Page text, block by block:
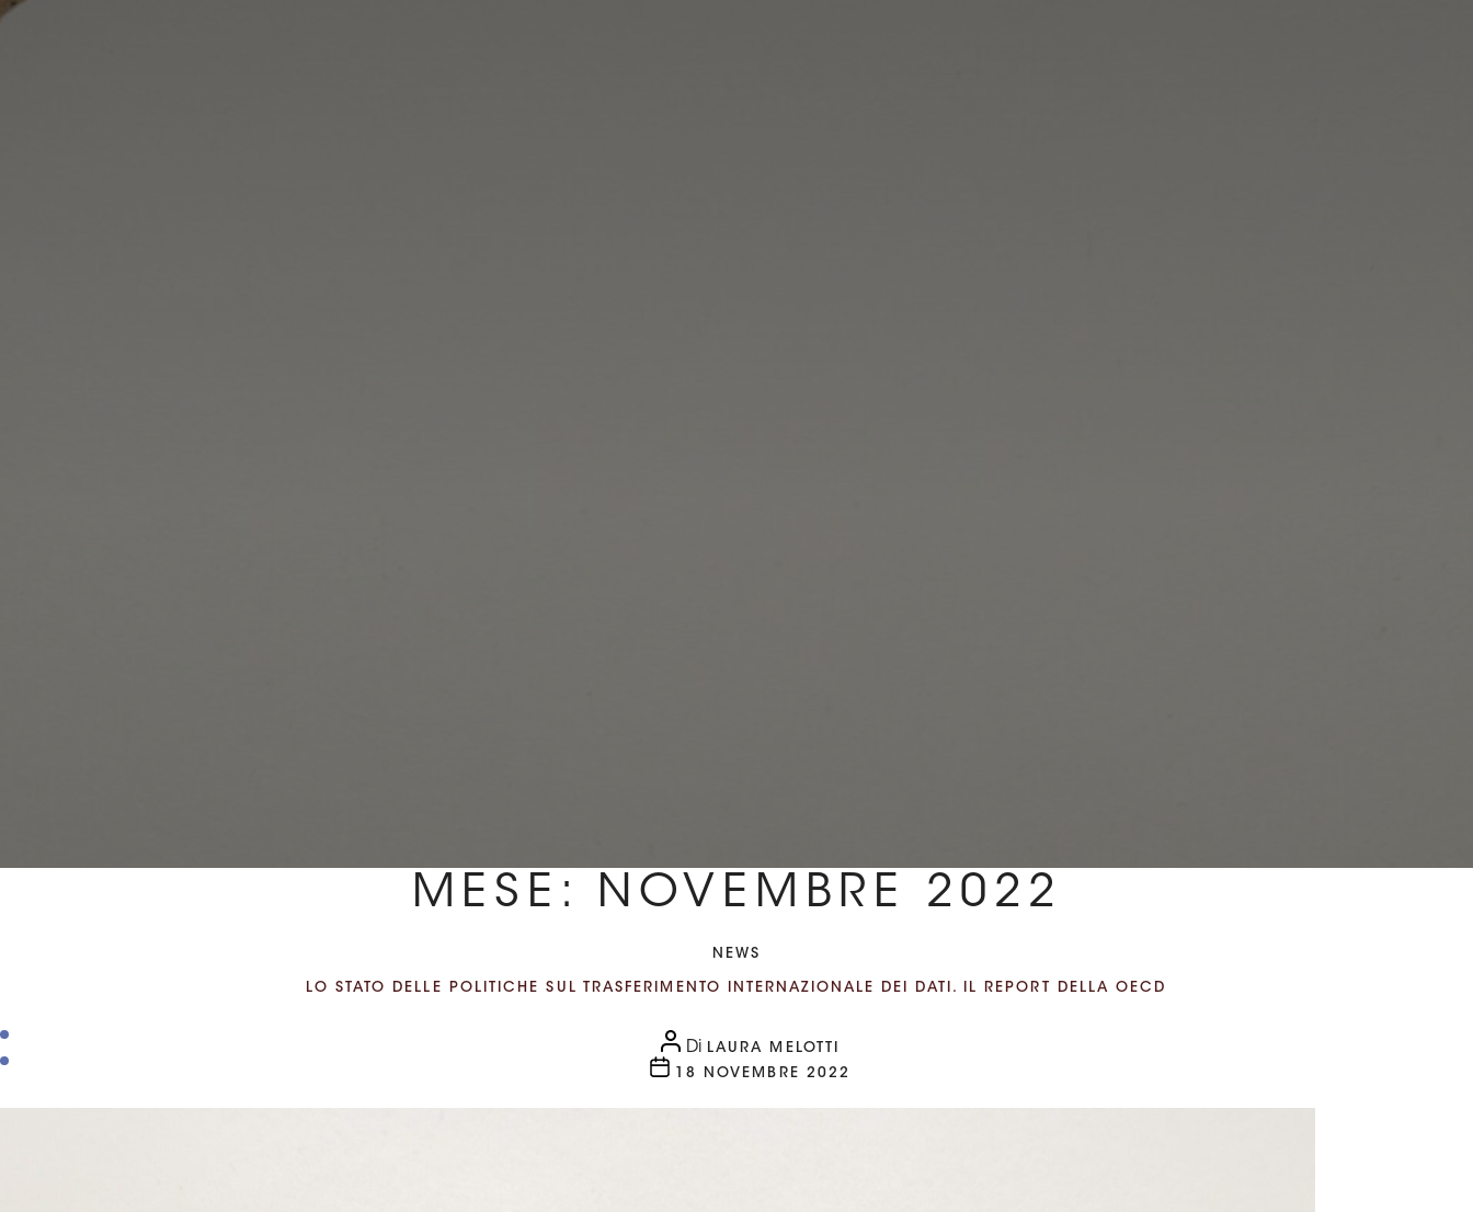
MESE: NOVEMBRE 2022
Categorie
NEWS
LO STATO DELLE POLITICHE SUL TRASFERIMENTO INTERNAZIONALE DEI DATI. IL REPORT DELLA OECD
Autore
articolo
Di LAURA MELOTTI
Data
dell'articolo
18 NOVEMBRE 2022